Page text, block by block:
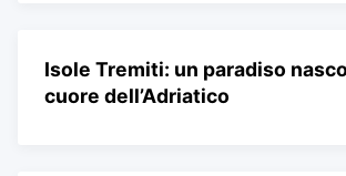
Isole Tremiti: un paradiso
cuore dell’Adriatico